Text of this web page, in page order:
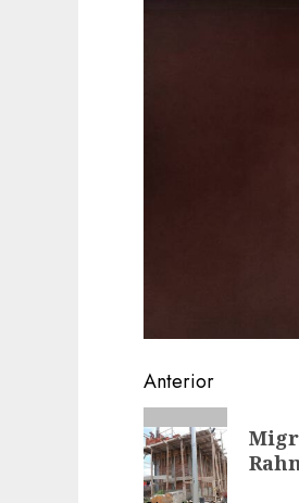
Navegación
de
entradas
Anterior
Entrada
anterior: